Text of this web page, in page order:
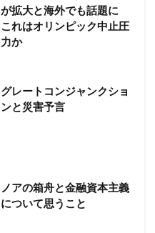
が拡大と海外でも話題に
これはオリンピック中止圧
力か
グレートコンジャンクショ
ンと災害予言
ノアの箱舟と金融資本主義
について思うこと